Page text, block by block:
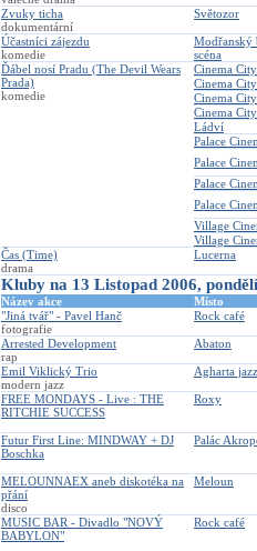
Zvuky ticha
dokumentární
Světozor
Účastníci zájezdu
komedie
Modřanský
scéna
Ďábel nosí Pradu (The Devil Wears
Prada)
komedie
Cinema
Cinema
Cinema
Cinema
Ládví
Palace
Palace
Palace
Palace
Village
Village
Čas (Time)
drama
Lucerna
Kluby na 13 Listopad 2006, pondělí
Název akce
Místo
"Jiná tvář" - Pavel Hanč
fotografie
Rock café
Arrested Development
rap
Abaton
Emil Viklický Trio
modern jazz
Agharta
FREE MONDAYS - Live : THE
RITCHIE SUCCESS
Roxy
Futur First Line: MINDWAY + DJ
Boschka
Palác
MELOUNNAEX aneb diskotéka na
přání
disco
Meloun
MUSIC BAR - Divadlo "NOVÝ
BABYLON"
Rock café